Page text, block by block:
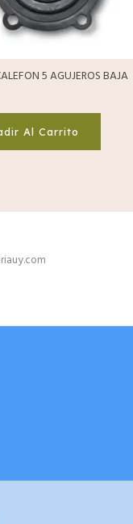
5 AGUJEROS BAJA
Al Carrito